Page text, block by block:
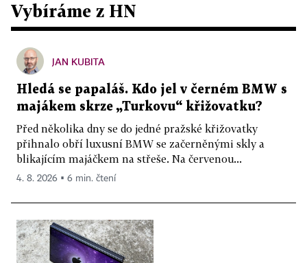
Vybíráme z HN
JAN KUBITA
Hledá se papaláš. Kdo jel v černém BMW s
majákem skrze „Turkovu“ křižovatku?
Před několika dny se do jedné pražské křižovatky
přihnalo obří luxusní BMW se začerněnými skly a
blikajícím majáčkem na střeše. Na červenou...
4. 8. 2026 ▪ 6 min. čtení